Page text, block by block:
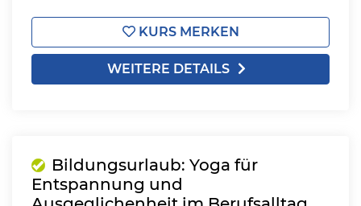
KURS MERKEN
WEITERE DETAILS
Bildungsurlaub: Yoga für
Entspannung und